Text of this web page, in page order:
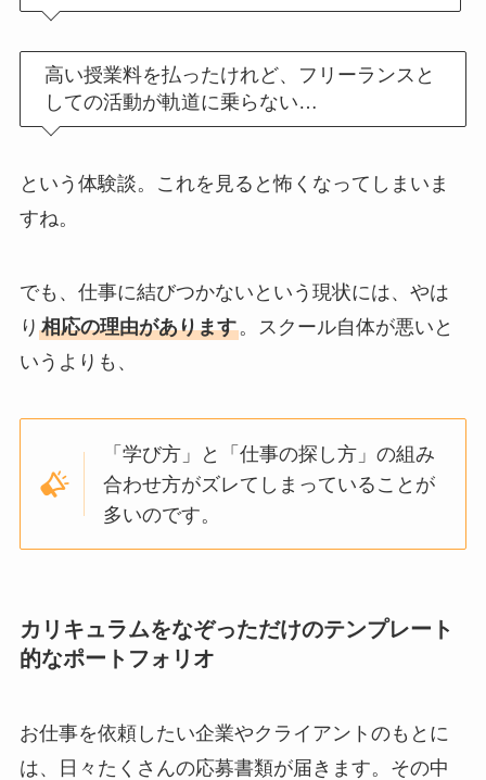
高い授業料を払ったけれど、フリーランスと
しての活動が軌道に乗らない…
という体験談。これを見ると怖くなってしまいま
すね。
でも、仕事に結びつかないという現状には、やは
り 相応の理由があります。スクール自体が悪いと
いうよりも、
「学び方」と「仕事の探し方」の組み
合わせ方がズレてしまっていることが
多いのです。
カリキュラムをなぞっただけのテンプレート
的なポートフォリオ
お仕事を依頼したい企業やクライアントのもとに
は、日々たくさんの応募書類が届きます。その中